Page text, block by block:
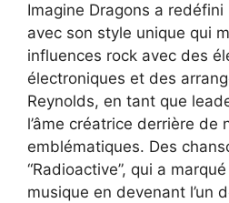
Imagine Dragons a
avec son style unique qui
influences rock avec des
électroniques et des
Reynolds, en tant que
l’âme créatrice derrière de
emblématiques. Des
“Radioactive”, qui a
musique en devenant l’un